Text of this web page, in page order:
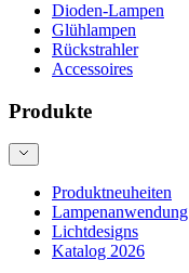
Dioden-Lampen
Glühlampen
Rückstrahler
Accessoires
Produkte
Produktneuheiten
Lampenanwendung
Lichtdesigns
Katalog 2026